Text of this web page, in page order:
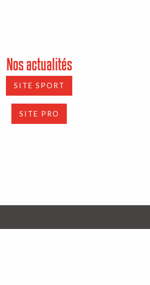
Nos actualités
SITE SPORT
SITE PRO